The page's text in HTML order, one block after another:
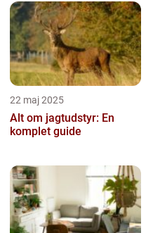
22 maj 2025
Alt om jagtudstyr: En
komplet guide